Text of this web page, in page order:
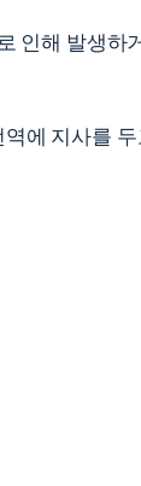
인해 발생하
에 지사를